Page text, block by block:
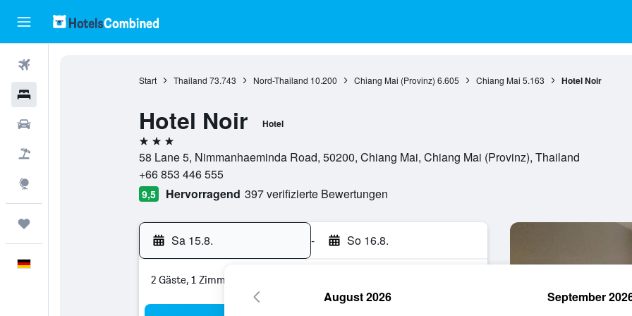
Start Thailand 73.743 Nord-Thailand 10.200 Chiang Mai (Provinz) 6.605 Chiang Mai 5.163 Hotel Noir
Hotel Noir Hotel
3 Sterne
58 Lane 5, Nimmanhaeminda Road, 50200, Chiang Mai, Chiang Mai (Provinz), Thailand
+66 853 446 555
9,5 Hervorragend 397 verifizierte Bewertungen
Sa 15.8. - So 16.8.
2 Gäste, 1 Zimmer
August 2026 September